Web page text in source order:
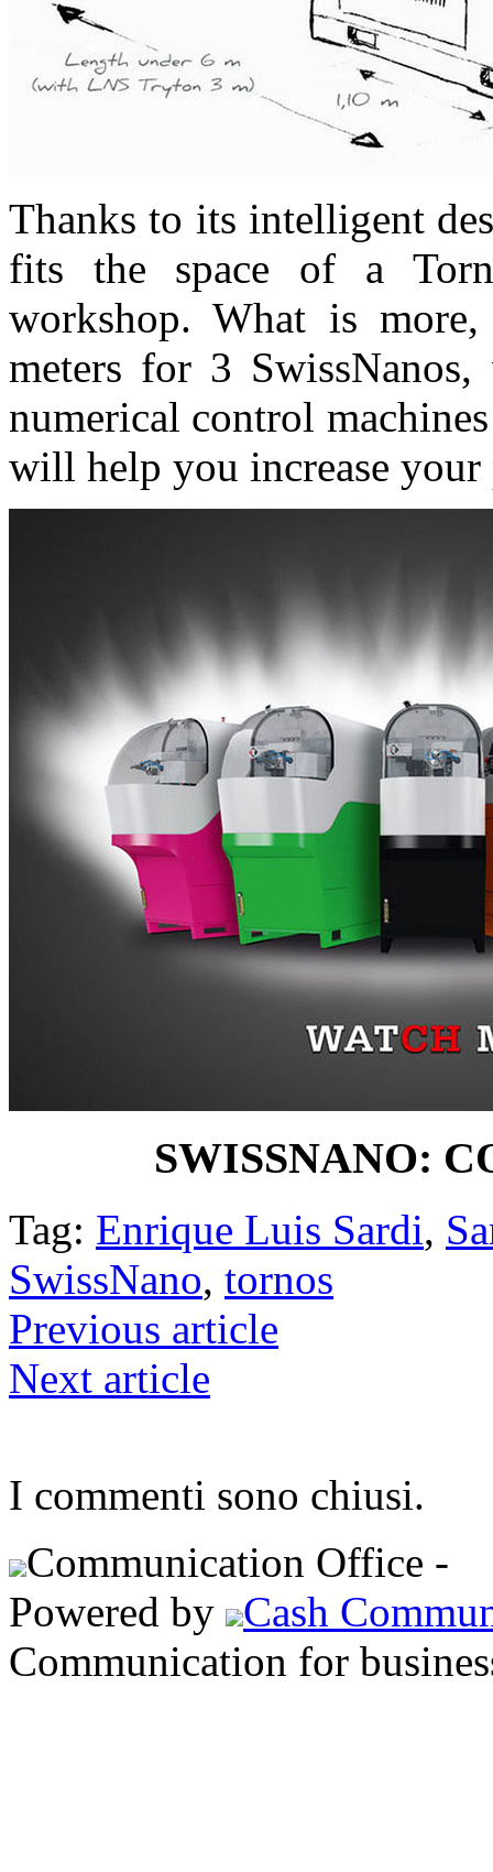
Thanks to its intelligent
fits the space of a
workshop. What is
meters for 3
numerical control
will help you increase
SWISSNANO:
Tag: Enrique Luis Sardi,
SwissNano, tornos
Previous article
Next article
I commenti sono chiusi.
Communication Office -
Powered by
Cash
Communication for